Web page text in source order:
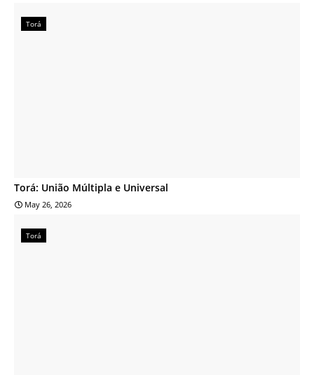
Torá
Torá: União Múltipla e Universal
May 26, 2026
Torá